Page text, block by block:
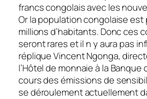
francs congolais avec les
Or la population congolaise est
millions d’habitants. Donc ces
seront rares et il n y aura pas
réplique Vincent Ngonga,
l’Hôtel de monnaie à la Banque
cours des émissions de
se déroulement actuellement